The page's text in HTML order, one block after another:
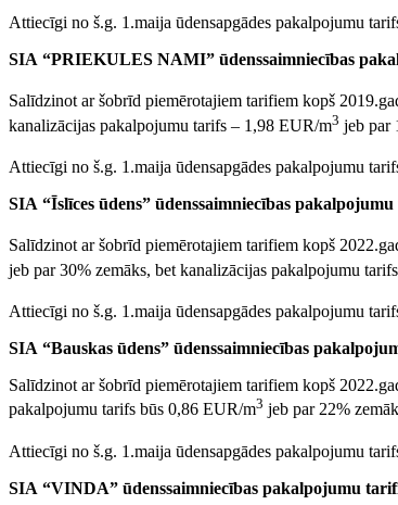
Attiecīgi no š.g. 1.maija ūdensapgādes pakalpojumu
SIA “PRIEKULES NAMI” ūdenssaimniecības
Salīdzinot ar šobrīd piemērotajiem tarifiem kopš
kanalizācijas pakalpojumu tarifs – 1,98 EUR/m3 jeb par
Attiecīgi no š.g. 1.maija ūdensapgādes pakalpojumu
SIA “Īslīces ūdens” ūdenssaimniecības
Salīdzinot ar šobrīd piemērotajiem tarifiem kopš
jeb par 30% zemāks, bet kanalizācijas pakalpojumu
Attiecīgi no š.g. 1.maija ūdensapgādes pakalpojumu
SIA “Bauskas ūdens” ūdenssaimniecības
Salīdzinot ar šobrīd piemērotajiem tarifiem kopš
pakalpojumu tarifs būs 0,86 EUR/m3 jeb par 22%
Attiecīgi no š.g. 1.maija ūdensapgādes pakalpojumu
SIA “VINDA” ūdenssaimniecības pakalpojumu